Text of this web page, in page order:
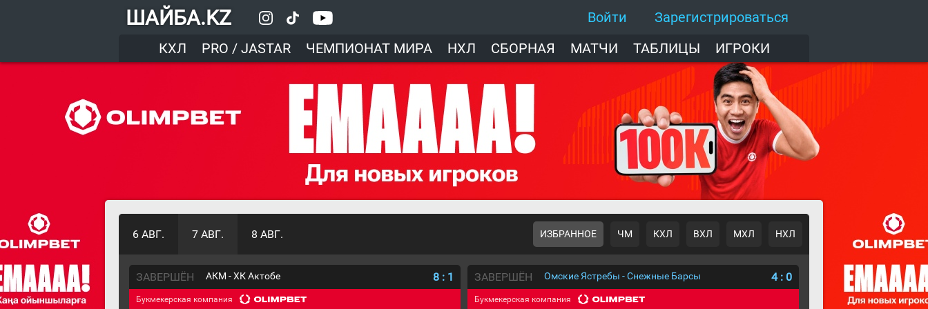
ШАЙБА.KZ Войти
Зарегистрироваться
КХЛ
PRO / JASTAR ЧЕМПИОНАТ МИРА НХЛ СБОРНАЯ МАТЧИ ТАБЛИЦЫ ИГРОКИ
6 АВГ. 7 АВГ. 8 АВГ. ИЗБРАННОЕ ЧМ КХЛ ВХЛ МХЛ НХЛ
ЗАВЕРШЁН АКМ - ХК Актобе 8 : 1
Букмекерская компания
ЗАВЕРШЁН Омские Ястребы - Снежные Барсы 4: 0
Букмекерская компания